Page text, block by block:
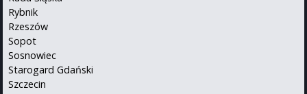
Rybnik
Rzeszów
Sopot
Sosnowiec
Starogard Gdański
Szczecin